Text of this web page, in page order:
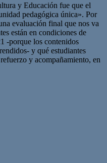
y Educación fue que el
pedagógica única». Por
evaluación final que nos va
están en condiciones de
-porque los contenidos
y qué estudiantes
y acompañamiento, en